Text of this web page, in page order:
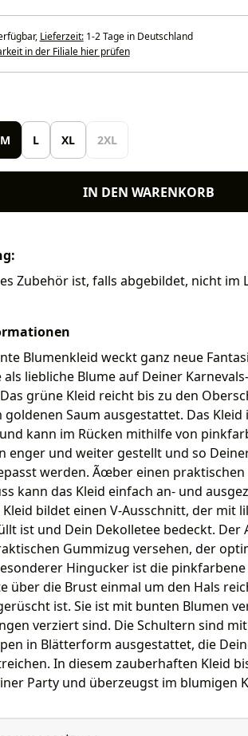
Lieferzeit:1-2 Tage in Deutschland
in der Filiale hier prüfen
M L XL 2XL
IN DEN WARENKORB
Zubehör ist, falls abgebildet, nicht im
Blumenkleid weckt ganz neue
liebliche Blume auf Deiner
grüne Kleid reicht bis zu den
goldenen Saum ausgestattet. Das
kann im Rücken mithilfe von
enger und weiter gestellt und so
werden. Ãœber einen praktischen
kann das Kleid einfach an- und
bildet einen V-Ausschnitt, der mit
ist und Dein Dekolletee bedeckt. Der
Gummizug versehen, der
Hingucker ist die pinkfarbene
über die Brust einmal um den Hals
ist. Sie ist mit bunten Blumen
verziert sind. Die Schultern sind
in Blätterform ausgestattet, die
In diesem zauberhaften Kleid
Party und überzeugst im blumigen